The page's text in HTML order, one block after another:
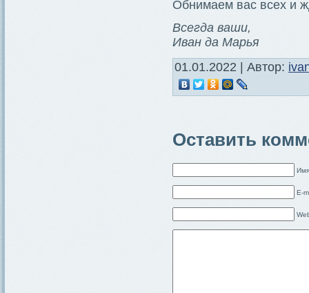
Обнимаем вас всех и
Всегда ваши,
Иван да Марья
01.01.2022 | Автор:
Оставить
E-